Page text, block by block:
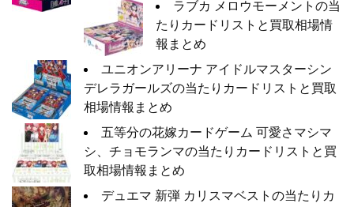
ラブカ メロウモーメントの当
たりカードリストと買取相場情
報まとめ
ユニオンアリーナ アイドルマスターシン
デレラガールズの当たりカードリストと買取
相場情報まとめ
五等分の花嫁カードゲーム 可愛さマシマ
シ、チョモランマの当たりカードリストと買
取相場情報まとめ
デュエマ 新弾 カリスマベストの当たりカ